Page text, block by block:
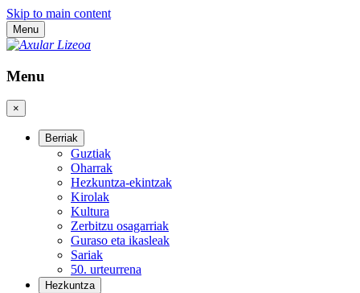
Skip to main content
Menu
Menu
×
Berriak
Guztiak
Oharrak
Hezkuntza-ekintzak
Kirolak
Kultura
Zerbitzu osagarriak
Guraso eta ikasleak
Sariak
50. urteurrena
Hezkuntza